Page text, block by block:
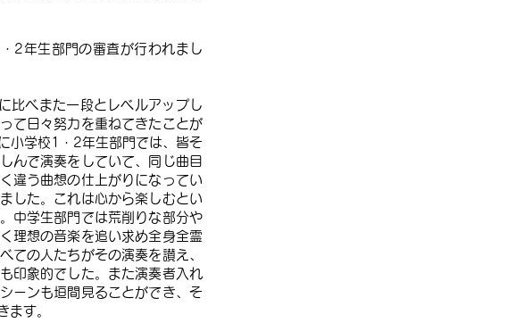
2年生部門の審査が行われまし
比べまた一段とレベルアップし
て日々努力を重ねてきたことが
小学校1・2年生部門では、皆そ
んで演奏をしていて、同じ曲目
違う曲想の仕上がりになってい
した。これは心から楽しむとい
中学生部門では荒削りな部分や
理想の音楽を追い求め全身全霊
ての人たちがその演奏を讃え、
印象的でした。また演奏者入れ
ーンも垣間見ることができ、そ
ます。